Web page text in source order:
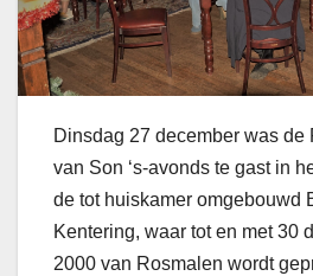
Dinsdag 27 december was de
van Son ‘s-avonds te gast in
de tot huiskamer omgebouwd
Kentering, waar tot en met 30
2000 van Rosmalen wordt